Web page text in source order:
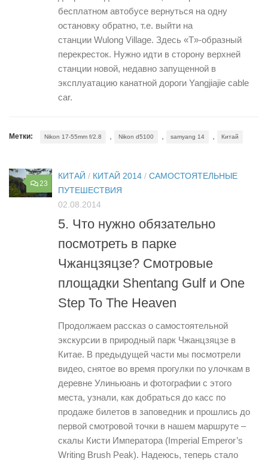
бесплатном автобусе вернуться на одну
остановку обратно, т.е. выйти на
станции Wulong Village. Здесь «T»-образный
перекресток. Нужно идти в сторону верхней
станции новой, недавно запущенной в
эксплуатацию канатной дороги Yangjiajie cable
car.
Метки: Nikon 17-55mm f/2.8 Nikon d5100 samyang 14 Китай
23
КИТАЙ / КИТАЙ 2014 / САМОСТОЯТЕЛЬНЫЕ
ПУТЕШЕСТВИЯ
02.08.2014
5. Что нужно обязательно
посмотреть в парке
Чжанцзяцзе? Смотровые
площадки Shentang Gulf и One
Step To The Heaven
Продолжаем рассказ о самостоятельной
экскурсии в природный парк Чжанцзяцзе в
Китае. В предыдущей части мы посмотрели
видео, снятое во время прогулки по улочкам в
деревне Улиньюань и фотографии с этого
места, узнали, как добраться до касс по
продаже билетов в заповедник и прошлись до
первой смотровой точки в нашем маршруте –
скалы Кисти Императора (Imperial Emperor’s
Writing Brush Peak). Надеюсь, теперь стало